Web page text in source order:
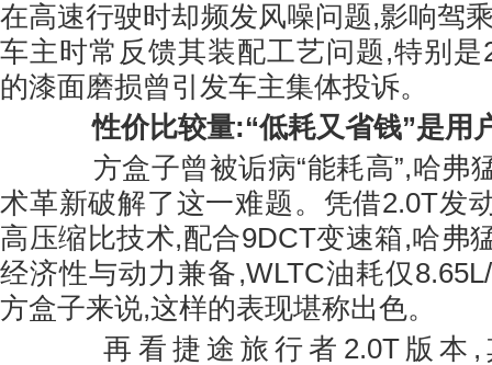
在高速行驶时却频发风噪问题,影响驾
车主时常反馈其装配工艺问题,特别是
的漆面磨损曾引发车主集体投诉。
性价比较量:“低耗又省钱”是用
方盒子曾被诟病“能耗高”,哈弗
术革新破解了这一难题。凭借2.0T发
高压缩比技术,配合9DCT变速箱,哈弗
经济性与动力兼备,WLTC油耗仅
方盒子来说,这样的表现堪称出色。
再看捷途旅行者2.0T版本,